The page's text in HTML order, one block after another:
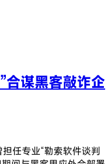
合谋黑客敲诈企
任专业“勒索软件谈判